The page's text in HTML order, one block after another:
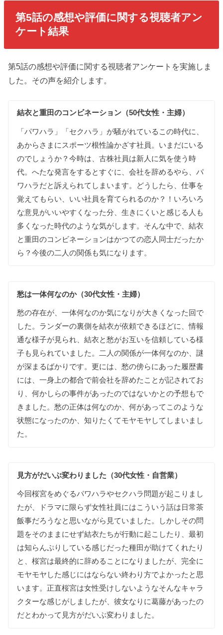
第5話の感想や評価に関する視聴者アン
ケート結果
第5話の感想や評価に関する視聴者アンケートを実施しま
した。その声を紹介します。
結衣と重田のコンビネーション（50代女性・主婦）
「パワハラ 」 「セクハラ 」 が騒がれているこの時代に
あからさまに スポーツ根性論かざす社員 。 いまだにいる
のでしょうか ？今時は 、古株社員は新人に気を使う時
代。へたな発言をするとすぐに 、会社を辞めるやら 、パ
ワハラだと訴えられて しまいます。 どう したら 、仕事を
覚えて もらい いい社員を育てられるのか ？ ！ いろいろ
な意見がいいやすく なった分 、生き にくいと感じる 人も
多く なった時代のような気がします。 そんな中で 、結衣
と重田のコンビネーションはかつての恋人同士だったか
ら ？今後の二人の関係も気になります。
愁は一体何なのか（30代女性・主婦）
愁の存在が 、一体何なのか気になりが大きく なった回で
した 。 ランダーの裏側を結衣が依頼できるほどに 、情報
通な様子が見られ 、結衣と愁がお互いを信頼している様
子も 見られていました 。 二人の関係が一体何なのか 、謎
が深まるばかりです。更には 、愁の傍らにあった 履歴書
には 、一身上の都合で前会社を辞めた ことが記されてお
り
、何かしらの事件があったのではないかとの予想もで
きました 。愁の正体は何なのか 、何があってこのような
状態になったのか 、知りたくてモヤモヤ して しまいまし
た 。
見方がだいぶ変わりました（30代女性・自営業）
今回桜宮をめぐるパワハラやセクハラ問題が起こりまし
たが
ドラマに限らず女性社員にはこういう話は日常茶
飯事だろうなと 思いながら 見ていました 。 しかしその問
題をそのままにせず結衣たちが行動に起こしたり 、最初
は知らんぷりしている感じだった種田が助けて くれたり
と
、桜宮は最終的に辞める ことになりましたが
完全に
モヤモヤ した感じにはならない終わり方でよかったと 思
います。 正直桜宮は女性受け しないようなそんなキャラ
クターな感じがしましたが 、彼女なりに葛藤があったの
だと わかって 見方がだいぶ変わりました 。